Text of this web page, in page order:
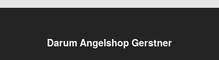
Darum Angelshop Gerstner